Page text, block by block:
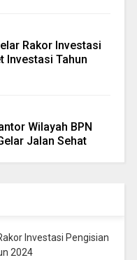
Rakor Investasi
Investasi Tahun
Wilayah BPN
Jalan Sehat
Investasi Pengisian
2024